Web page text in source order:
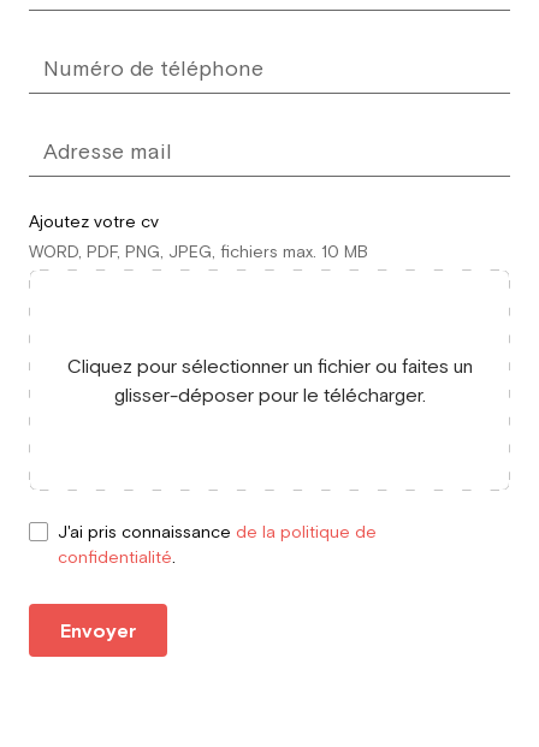
Ajoutez votre cv
WORD, PDF, PNG, JPEG, fichiers max. 10 MB
Cliquez pour sélectionner un fichier ou faites un
glisser-déposer pour le télécharger.
J'ai pris connaissance de la politique de
confidentialité
Envoyer